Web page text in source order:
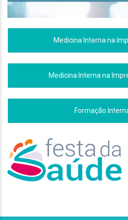
Medicina Interna na
Medicina Interna na
Formação